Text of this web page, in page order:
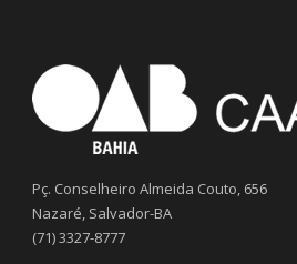
Pç. Conselheiro Almeida Couto, 656
Nazaré, Salvador-BA
(71) 3327-8777